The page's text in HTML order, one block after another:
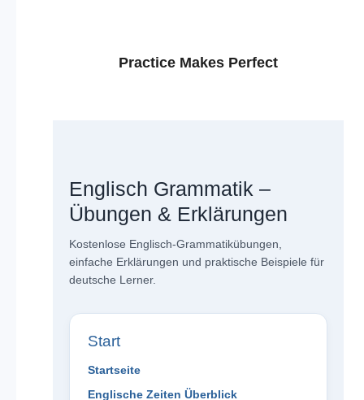
Practice Makes Perfect
Englisch Grammatik –
Übungen & Erklärungen
Kostenlose Englisch-Grammatikübungen,
einfache Erklärungen und praktische Beispiele für
deutsche Lerner.
Start
Startseite
Englische Zeiten Überblick